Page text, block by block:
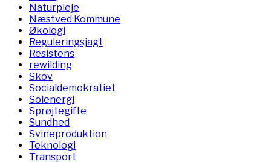
Naturpleje
Næstved Kommune
Økologi
Reguleringsjagt
Resistens
rewilding
Skov
Socialdemokratiet
Solenergi
Sprøjtegifte
Sundhed
Svineproduktion
Teknologi
Transport